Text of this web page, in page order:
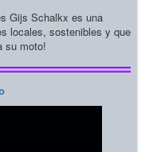
Gijs Schalkx es una
locales, sostenibles y que
su moto!